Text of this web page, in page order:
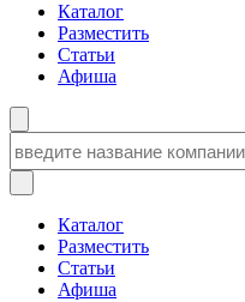
Каталог
Разместить
Статьи
Афиша
Каталог
Разместить
Статьи
Афиша